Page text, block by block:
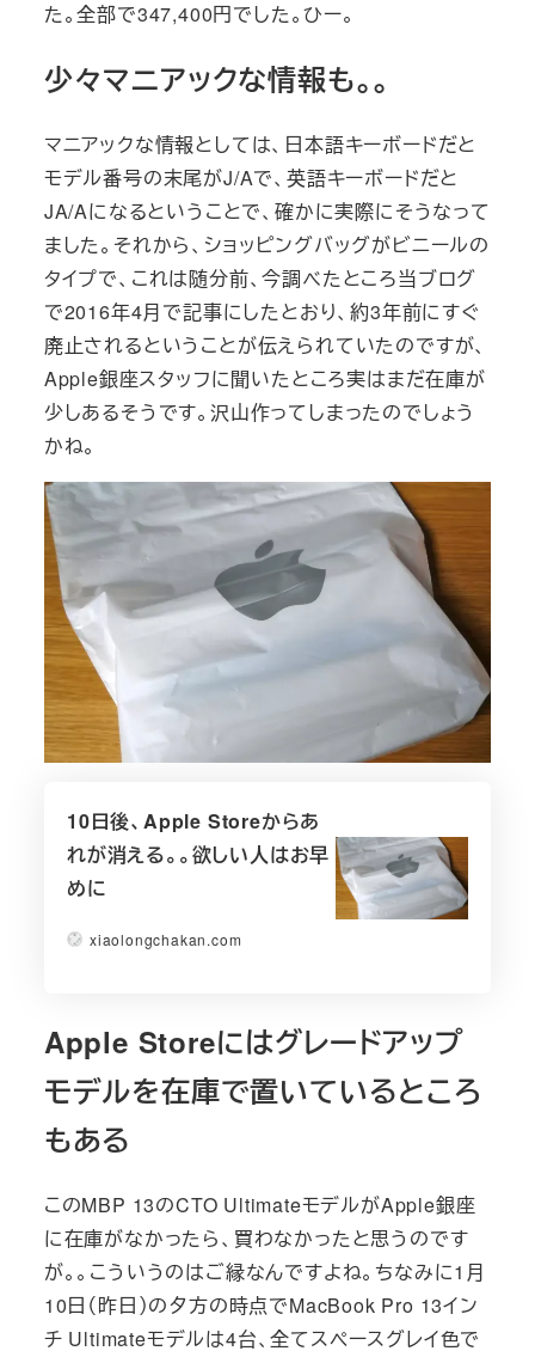
た。全部で347,400円でした。ひー。
少々マニアックな情報も。。
マニアックな情報としては、日本語キーボードだと
モデル番号の末尾がJ/Aで、英語キーボードだと
JA/Aになるということで、確かに実際にそうなって
ました。それから、ショッピングバッグがビニールの
タイプで、これは随分前、今調べたところ当ブログ
で2016年4月で記事にしたとおり、約3年前にすぐ
廃止されるということが伝えられていたのですが、
Apple銀座スタッフに聞いたところ実はまだ在庫が
少しあるそうです。沢山作ってしまったのでしょう
かね。
10日後、Apple Storeからあ
れが消える。。欲しい人はお早
めに
xiaolongchakan.com
Apple Storeにはグレードアップ
モデルを在庫で置いているところ
もある
このMBP 13のCTO UltimateモデルがApple銀座
に在庫がなかったら、買わなかったと思うのです
が。。こういうのはご縁なんですよね。ちなみに1月
10日（昨日）の夕方の時点でMacBook Pro 13イン
チ Ultimateモデルは4台、全てスペースグレイ色で